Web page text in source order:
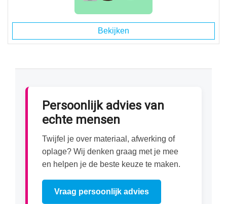
Bekijken
Persoonlijk advies van
echte mensen
Twijfel je over materiaal, afwerking of
oplage? Wij denken graag met je mee
en helpen je de beste keuze te maken.
Vraag persoonlijk advies